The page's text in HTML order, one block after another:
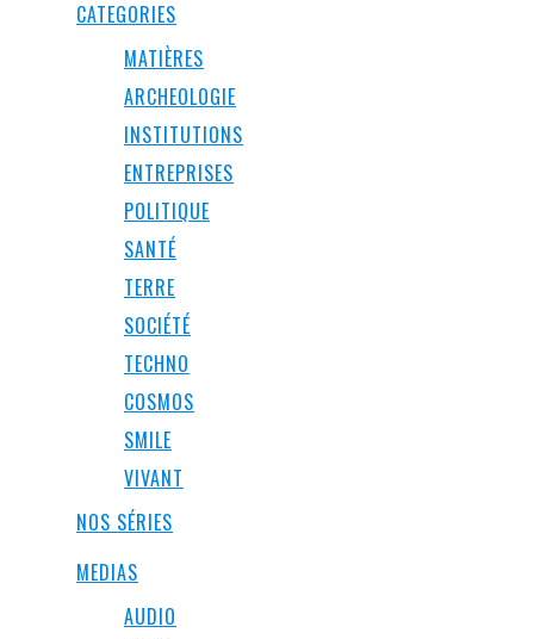
CATEGORIES
MATIÈRES
ARCHEOLOGIE
INSTITUTIONS
ENTREPRISES
POLITIQUE
SANTÉ
TERRE
SOCIÉTÉ
TECHNO
COSMOS
SMILE
VIVANT
NOS SÉRIES
MEDIAS
AUDIO